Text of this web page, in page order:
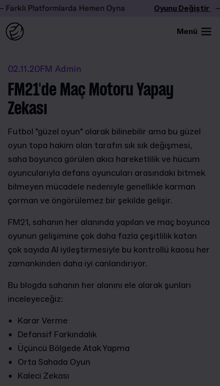
Platformlarda Hemen Oyna Oyunu Değiştir –
Menü
02.11.20FM Admin
FM21'de Maç Motoru Yapay
Zekası
Futbol "güzel oyun" olarak bilinebilir ama bu güzel
oyun topa hakim olan tarafın sık sık değişmesi,
saha boyunca görülen akıcı hareketlilik ve hücum
oyuncularıyla defans oyuncuları arasındaki bitmek
bilmeyen mücadele nedeniyle genellikle karman
çorman ve öngörülemez bir şekilde gelişir.
FM21, sahanın her alanında yapılan ve maç boyunca
oyunun gelişimine çok daha fazla çeşitlilik katan
çok sayıda AI iyileştirmesiyle bu kontrollü kaosu her
zamankinden daha iyi canlandırıyor.
Bu blogda sahanın her alanını ele alarak şunları
inceleyeceğiz:
Karar Verme
Defansif Farkındalık
Üçüncü Bölgede Atak Yapma
Orta Sahada Oyun
Kaleci Zekası